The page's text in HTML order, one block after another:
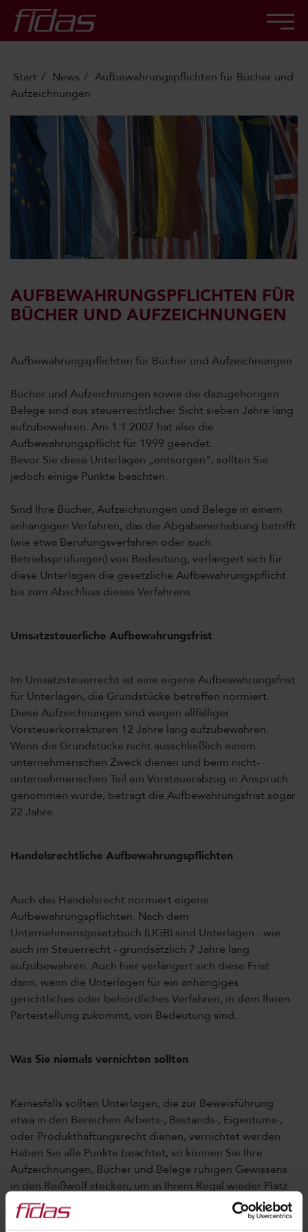
Start News
Aufbewahrungspflichten für Bücher und
Aufzeichnungen
AUFBEWAHRUNGSPFLICHTEN FÜR
BÜCHER UND AUFZEICHNUNGEN
Aufbewahrungspflichten für Bücher und Aufzeichnungen
Bücher und Aufzeichnungen sowie die dazugehörigen
Belege sind aus steuerrechtlicher Sicht sieben Jahre lang
aufzubewahren. Am 1.1.2007 hat also die
Aufbewahrungspflicht für 1999 geendet.
Bevor Sie diese Unterlagen „entsorgen", sollten Sie
jedoch einige Punkte beachten.
Sind Ihre Bücher, Aufzeichnungen und Belege in einem
anhängigen Verfahren, das die Abgabenerhebung betrifft
(wie etwa Berufungsverfahren oder auch
Betriebsprüfungen) von Bedeutung, verlängert sich für
diese Unterlagen die gesetzliche Aufbewahrungspflicht
bis zum Abschluss dieses Verfahrens.
Umsatzsteuerliche Aufbewahrungsfrist
Im Umsatzsteuerrecht ist eine eigene Aufbewahrungsfrist
für Unterlagen, die Grundstücke betreffen normiert.
Diese Aufzeichnungen sind wegen allfälliger
Vorsteuerkorrekturen 12 Jahre lang aufzubewahren.
Wenn die Grundstücke nicht ausschließlich einem
unternehmerischen Zweck dienen und beim nicht-
unternehmerischen Teil ein Vorsteuerabzug in Anspruch
genommen wurde, beträgt die Aufbewahrungsfrist sogar
22 Jahre.
Handelsrechtliche Aufbewahrungspflichten
Auch das Handelsrecht normiert eigene
Aufbewahrungspflichten. Nach dem
Unternehmensgesetzbuch (UGB) sind Unterlagen - wie
auch im Steuerrecht - grundsätzlich 7 Jahre lang
aufzubewahren. Auch hier verlängert sich diese Frist
dann, wenn die Unterlagen für ein anhängiges
gerichtliches oder behördliches Verfahren, in dem Ihnen
Parteistellung zukommt, von Bedeutung sind.
Was Sie niemals vernichten sollten
Keinesfalls sollten Unterlagen, die zur Beweisführung
etwa in den Bereichen Arbeits-, Bestands-, Eigentums-,
oder Produkthaftungsrecht dienen, vernichtet werden.
Haben Sie alle Punkte beachtet, so können Sie Ihre
Aufzeichnungen, Bücher und Belege ruhigen Gewissens
in den Reißwolf stecken, um in Ihrem Regal wieder Platz
für die Unterlagen des Jahres 2007 zu schaffen. Bei
Zweifelsfragen sollten Sie uns aber besser zuvor